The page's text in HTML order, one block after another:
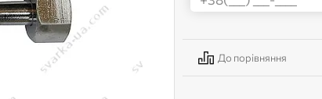
До порівняння